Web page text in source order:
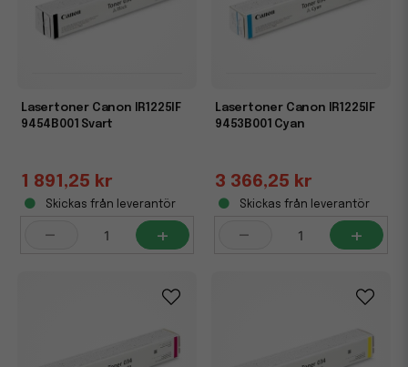
Lasertoner Canon IR1225IF
9454B001 Svart
1 891,25 kr
Skickas från leverantör
- +
Lasertoner Canon IR1225IF
9453B001 Cyan
3 366,25 kr
Skickas från leverantör
- +